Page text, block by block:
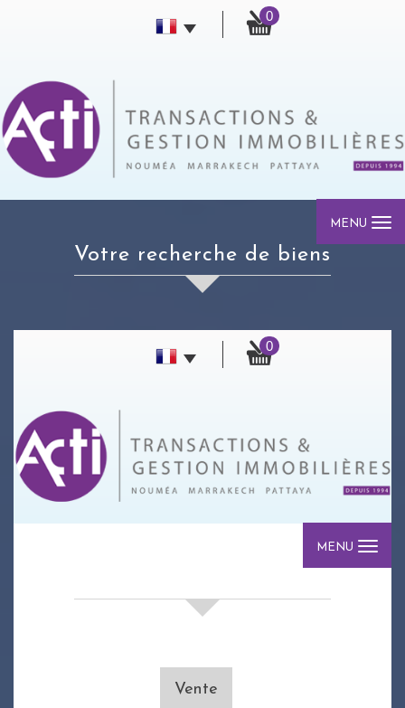
0
MENU
votre recherche de biens
0
MENU
Vente